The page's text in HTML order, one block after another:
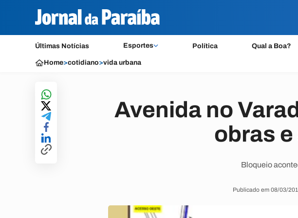
Últimas Notícias Esportes Política Qual a Boa?
Home>cotidiano>vida urbana
Avenida no
obras
Bloqueio
Publicado em 08/03/